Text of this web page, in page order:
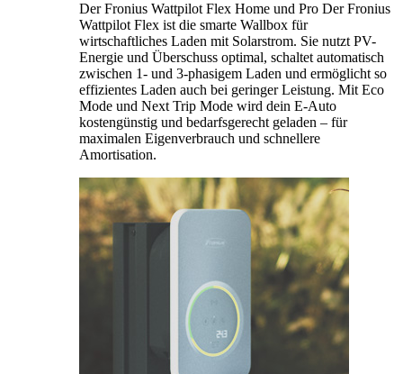
Der Fronius Wattpilot Flex Home und Pro Der Fronius
Wattpilot Flex ist die smarte Wallbox für
wirtschaftliches Laden mit Solarstrom. Sie nutzt PV-
Energie und Überschuss optimal, schaltet automatisch
zwischen 1- und 3-phasigem Laden und ermöglicht so
effizientes Laden auch bei geringer Leistung. Mit Eco
Mode und Next Trip Mode wird dein E-Auto
kostengünstig und bedarfsgerecht geladen – für
maximalen Eigenverbrauch und schnellere
Amortisation.